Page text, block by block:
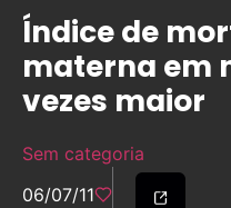
Índice de
materna em
vezes maior
Sem categoria
06/07/11